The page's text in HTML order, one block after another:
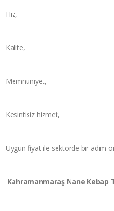
Hız,
Kalite,
Memnuniyet,
Kesintisiz hizmet,
Uygun fiyat ile sektörde bir adım ö
Kahramanmaraş Nane Kebap